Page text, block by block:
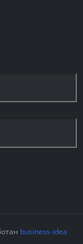
business-idea